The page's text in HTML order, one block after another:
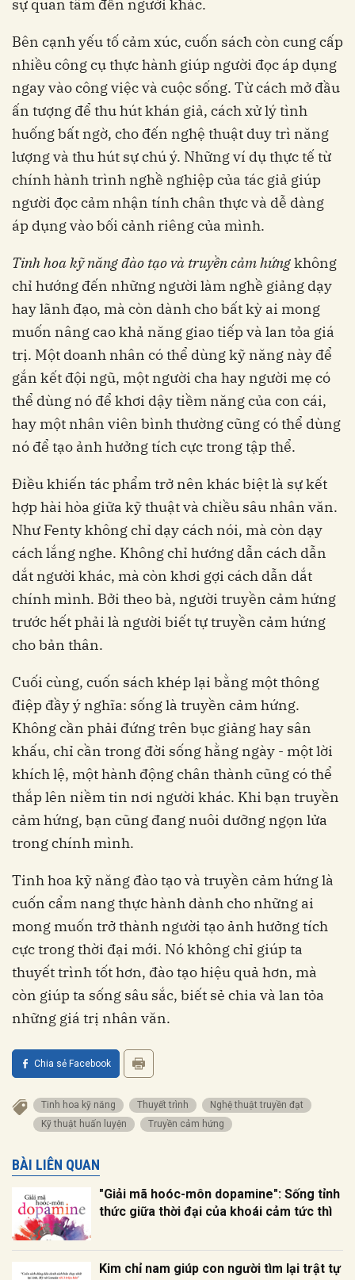
sự quan tâm đến người khác.
Bên cạnh yếu tố cảm xúc, cuốn sách còn cung cấp
nhiều công cụ thực hành giúp người đọc áp dụng
ngay vào công việc và cuộc sống. Từ cách mở đầu
ấn tượng để thu hút khán giả, cách xử lý tình
huống bất ngờ, cho đến nghệ thuật duy trì năng
lượng và thu hút sự chú ý. Những ví dụ thực tế từ
chính hành trình nghề nghiệp của tác giả giúp
người đọc cảm nhận tính chân thực và dễ dàng
áp dụng vào bối cảnh riêng của mình.
Tinh hoa kỹ năng đào tạo và truyền cảm hứngkhông
chỉ hướng đến những người làm nghề giảng dạy
hay lãnh đạo, mà còn dành cho bất kỳ ai mong
muốn nâng cao khả năng giao tiếp và lan tỏa giá
trị. Một doanh nhân có thể dùng kỹ năng này để
gắn kết đội ngũ, một người cha hay người mẹ có
thể dùng nó để khơi dậy tiềm năng của con cái,
hay một nhân viên bình thường cũng có thể dùng
nó để tạo ảnh hưởng tích cực trong tập thể.
Điều khiến tác phẩm trở nên khác biệt là sự kết
hợp hài hòa giữa kỹ thuật và chiều sâu nhân văn.
Như Fenty không chỉ dạy cách nói, mà còn dạy
cách lắng nghe. Không chỉ hướng dẫn cách dẫn
dắt người khác, mà còn khơi gợi cách dẫn dắt
chính mình. Bởi theo bà, người truyền cảm hứng
trước hết phải là người biết tự truyền cảm hứng
cho bản thân.
Cuối cùng, cuốn sách khép lại bằng một thông
điệp đầy ý nghĩa: sống là truyền cảm hứng.
Không cần phải đứng trên bục giảng hay sân
khấu, chỉ cần trong đời sống hằng ngày - một lời
khích lệ, một hành động chân thành cũng có thể
thắp lên niềm tin nơi người khác. Khi bạn truyền
cảm hứng, bạn cũng đang nuôi dưỡng ngọn lửa
trong chính mình.
Tinh hoa kỹ năng đào tạo và truyền cảm hứng là
cuốn cẩm nang thực hành dành cho những ai
mong muốn trở thành người tạo ảnh hưởng tích
cực trong thời đại mới. Nó không chỉ giúp ta
thuyết trình tốt hơn, đào tạo hiệu quả hơn, mà
còn giúp ta sống sâu sắc, biết sẻ chia và lan tỏa
những giá trị nhân văn.
Chia sẻ Facebook
Tinh hoa kỹ năng thuyết trình
nghệ thuật truyền đạt
kỹ thuật huấn luyện
truyền cảm hứng
BÀI LIÊN QUAN
"Giải mã hoóc-môn dopamine": Sống tỉnh
thức giữa thời đại của khoái cảm tức thì
Kim chỉ nam giúp con người tìm lại trật tự